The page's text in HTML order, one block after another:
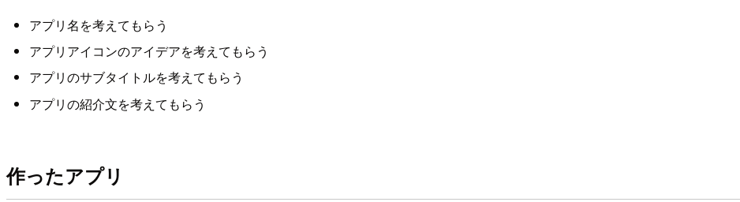
アプリ名を考えてもらう
アプリアイコンのアイデアを考えてもらう
アプリのサブタイトルを考えてもらう
アプリの紹介文を考えてもらう
作ったアプリ